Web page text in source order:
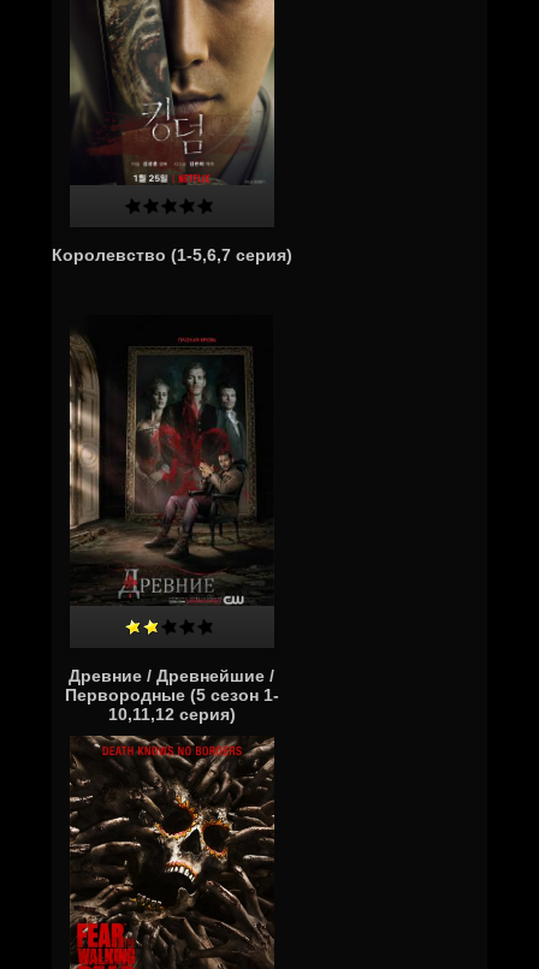
Королевство (1-5,6,7 серия)
Древние / Древнейшие /
Первородные (5 сезон 1-
10,11,12 серия)